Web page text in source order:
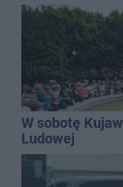
gospodarką
W sobotę
Ludowej